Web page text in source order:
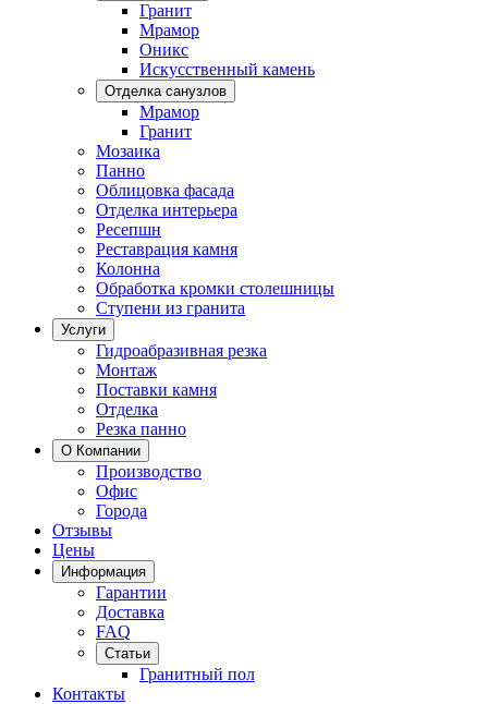
Гранит
Мрамор
Оникс
Искусственный камень
Отделка санузлов
Мрамор
Гранит
Мозаика
Панно
Облицовка фасада
Отделка интерьера
Ресепшн
Реставрация камня
Колонна
Обработка кромки столешницы
Ступени из гранита
Услуги
Гидроабразивная резка
Монтаж
Поставки камня
Отделка
Резка панно
О Компании
Производство
Офис
Города
Отзывы
Цены
Информация
Гарантии
Доставка
FAQ
Статьи
Гранитный пол
Контакты